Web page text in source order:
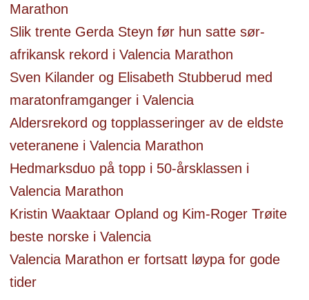
Marathon
Slik trente Gerda Steyn før hun satte sør-
afrikansk rekord i Valencia Marathon
Sven Kilander og Elisabeth Stubberud med
maratonframganger i Valencia
Aldersrekord og topplasseringer av de eldste
veteranene i Valencia Marathon
Hedmarksduo på topp i 50-årsklassen i
Valencia Marathon
Kristin Waaktaar Opland og Kim-Roger Trøite
beste norske i Valencia
Valencia Marathon er fortsatt løypa for gode
tider